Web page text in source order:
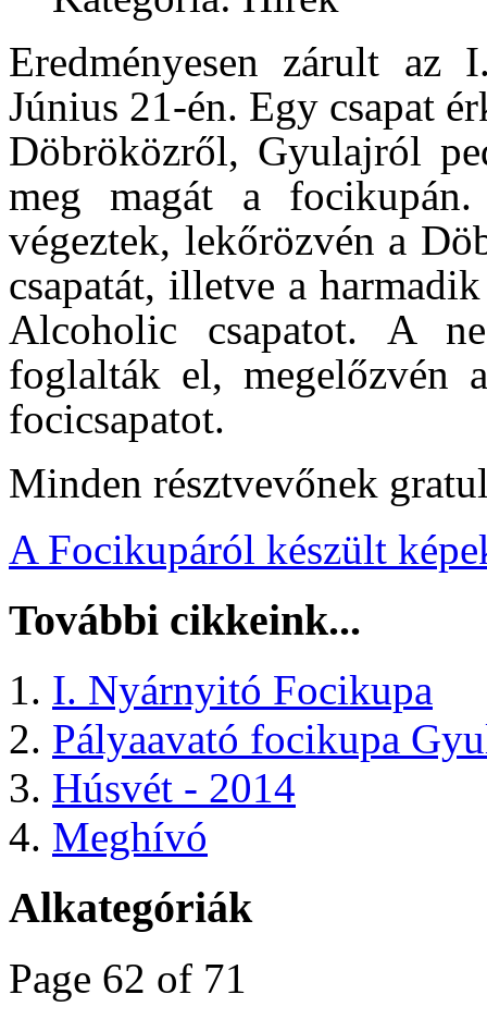
Eredményesen zárult az
Június 21-én. Egy csapat
Döbröközről, Gyulajról
meg magát a
végeztek, lekőrözvén a
csapatát, illetve a
Alcoholic csapatot. A
foglalták el, megelőzvén
focicsapatot.
Minden résztvevőnek
A Focikupáról készült
További cikkeink...
I. Nyárnyitó Focikupa
Pályaavató focikupa
Húsvét - 2014
Meghívó
Alkategóriák
Page 62 of 71